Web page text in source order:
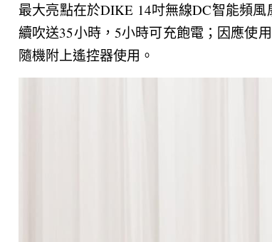
最大亮點在於DIKE 14吋無線DC智能頻
續吹送35小時，5小時可充飽電；因應使
隨機附上遙控器使用。